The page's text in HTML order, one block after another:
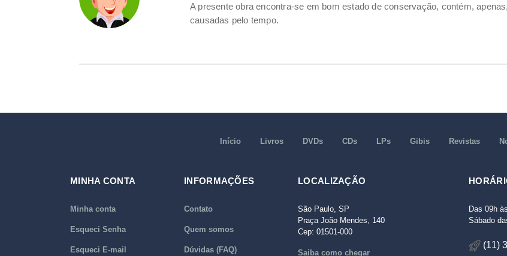
A presente obra encontra-se em bom estado de conservação, contém,
causadas pelo tempo.
Início Livros DVDs CDs LPs Gibis Revistas
MINHA CONTA
Minha conta
Esqueci Senha
Esqueci E-mail
INFORMAÇÕES
Contato
Quem somos
Dúvidas (FAQ)
LOCALIZAÇÃO
São Paulo, SP
Praça João Mendes, 140
Cep: 01501-000
Saiba como chegar
Das 09h
Sábado
(11)